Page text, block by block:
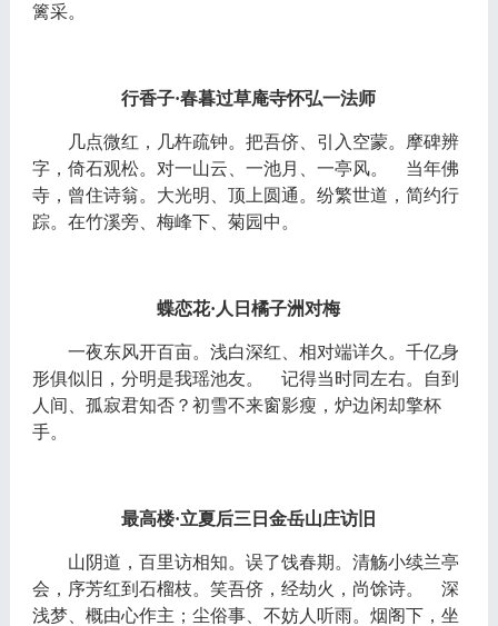
篱采。
行香子·春暮过草庵寺怀弘一法师
几点微红，几杵疏钟。把吾侪、引入空蒙。摩碑辨
字，倚石观松。对一山云、一池月、一亭风。
当年佛
寺，曾住诗翁。大光明、顶上圆通。纷繁世道，简约行
踪。在竹溪旁、梅峰下、菊园中。
蝶恋花·人日橘子洲对梅
一夜东风开百亩。浅白深红、相对端详久。千亿身
形俱似旧，分明是我瑶池友。
记得当时同左右。自到
人间、孤寂君知否？初雪不来窗影瘦，炉边闲却擎杯
手。
最高楼·立夏后三日金岳山庄访旧
山阴道，百里访相知。误了饯春期。清觞小续兰亭
会，序芳红到石榴枝。笑吾侪，经劫火，尚馀诗。
深
浅梦、概由心作主；尘俗事、不妨人听雨。烟阁下，坐